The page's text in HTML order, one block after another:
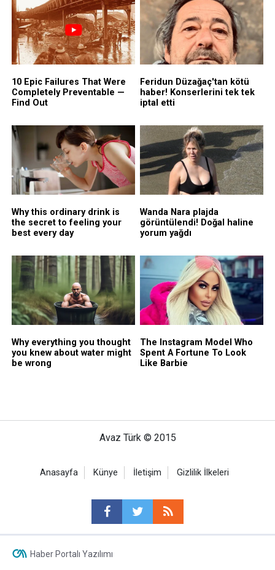
Avaz Türk © 2015
Anasayfa Künye İletişim Gizlilik İlkeleri
Haber Portalı Yazılımı